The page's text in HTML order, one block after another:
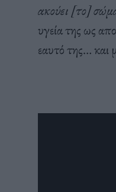
ακούει [το]
υγεία της ως
εαυτό της… και